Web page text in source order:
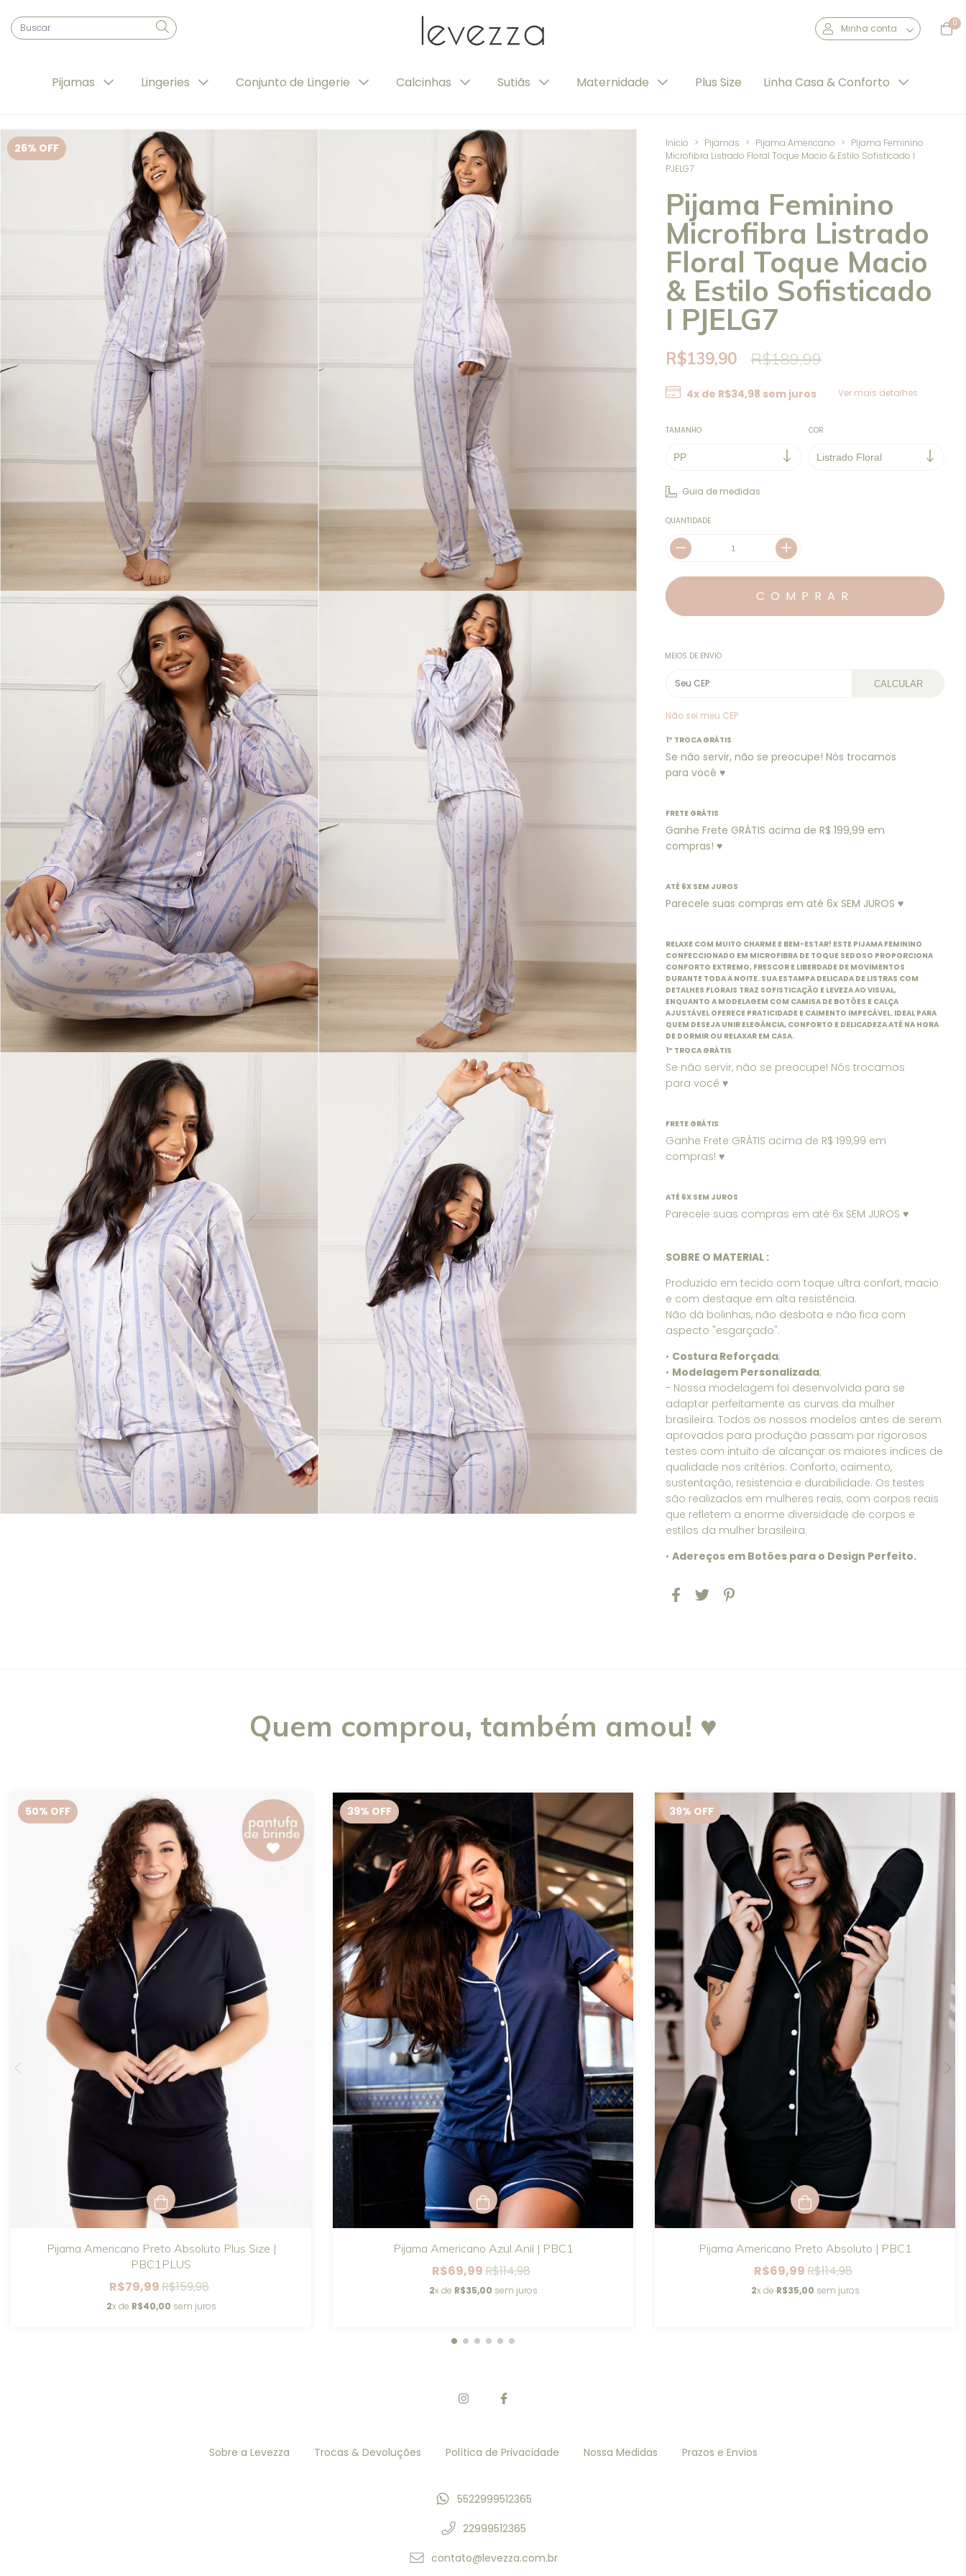
Minha conta 0
Pijamas Lingeries Conjunto de Lingerie Calcinhas Sutiãs Maternidade Plus Size Linha Casa & Conforto
26% OFF Início > Pijamas > Pijama Americano > Pijama Feminino
Microfibra Listrado Floral Toque Macio & Estilo Sofisticado I
PJELG7
Pijama Feminino
Microfibra Listrado
Floral Toque Macio
& Estilo Sofisticado
I PJELG7
R$139,90 R$189,99
4x de R$34,98 sem juros Ver mais detalhes
TAMANHO COR
Guia de medidas
QUANTIDADE
MEIOS DE ENVIO
CALCULAR
Não sei meu CEP
1º TROCA GRÁTIS
Se não servir, não se preocupe! Nós trocamos
para você ♥
FRETE GRÁTIS
Ganhe Frete GRÁTIS acima de R$ 199,99 em
compras! ♥
ATÉ 6X SEM JUROS
Parecele suas compras em até 6x SEM JUROS ♥
RELAXE COM MUITO CHARME E BEM-ESTAR! ESTE PIJAMA FEMININO
CONFECCIONADO EM MICROFIBRA DE TOQUE SEDOSO PROPORCIONA
CONFORTO EXTREMO, FRESCOR E LIBERDADE DE MOVIMENTOS
DURANTE TODA A NOITE. SUA ESTAMPA DELICADA DE LISTRAS COM
DETALHES FLORAIS TRAZ SOFISTICAÇÃO E LEVEZA AO VISUAL,
ENQUANTO A MODELAGEM COM CAMISA DE BOTÕES E CALÇA
AJUSTÁVEL OFERECE PRATICIDADE E CAIMENTO IMPECÁVEL. IDEAL PARA
QUEM DESEJA UNIR ELEGÂNCIA, CONFORTO E DELICADEZA ATÉ NA HORA
DE DORMIR OU RELAXAR EM CASA.
1º TROCA GRÁTIS
Se não servir, não se preocupe! Nós trocamos
para você ♥
FRETE GRÁTIS
Ganhe Frete GRÁTIS acima de R$ 199,99 em
compras! ♥
ATÉ 6X SEM JUROS
Parecele suas compras em até 6x SEM JUROS ♥
SOBRE O MATERIAL :
Produzido em tecido com toque ultra confort, macio
e com destaque em alta resistência.
Não dá bolinhas, não desbota e não fica com
aspecto "esgarçado".
• Costura Reforçada;
• Modelagem Personalizada;
- Nossa modelagem foi desenvolvida para se
adaptar perfeitamente as curvas da mulher
brasileira. Todos os nossos modelos antes de serem
aprovados para produção passam por rigorosos
testes com intuito de alcançar os maiores indices de
qualidade nos critérios: Conforto, caimento,
sustentação, resistencia e durabilidade. Os testes
são realizados em mulheres reais, com corpos reais
que refletem a enorme diversidade de corpos e
estilos da mulher brasileira.
• Adereços em Botões para o Design Perfeito.
Quem comprou, também amou! ♥
50% OFF
Pijama Americano Preto Absoluto Plus Size |
PBC1PLUS
R$79,99R$159,98
2x de R$40,00 sem juros
39% OFF
Pijama Americano Azul Anil | PBC1
R$69,99R$114,98
2x de R$35,00 sem juros
39% OFF
Pijama Americano Preto Absoluto | PBC1
R$69,99R$114,98
2x de R$35,00 sem juros
Sobre a Levezza Trocas & Devoluções Política de Privacidade Nossa Medidas Prazos e Envios
5522999512365
22999512365
contato@levezza.com.br